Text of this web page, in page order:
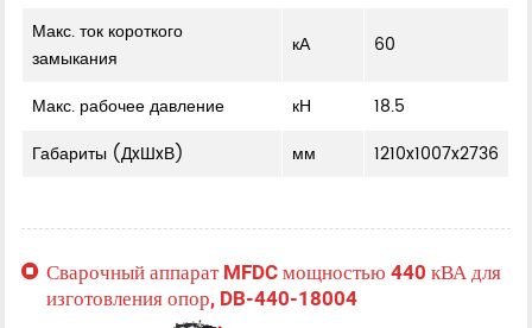
Макс. ток короткого
замыкания
кА 60
Макс. рабочее давление кН
18.5
Габариты (ДxШxВ)
мм 1210x1007x2736
Сварочный аппарат MFDC мощностью 440 кВА для
изготовления опор, DB-440-18004